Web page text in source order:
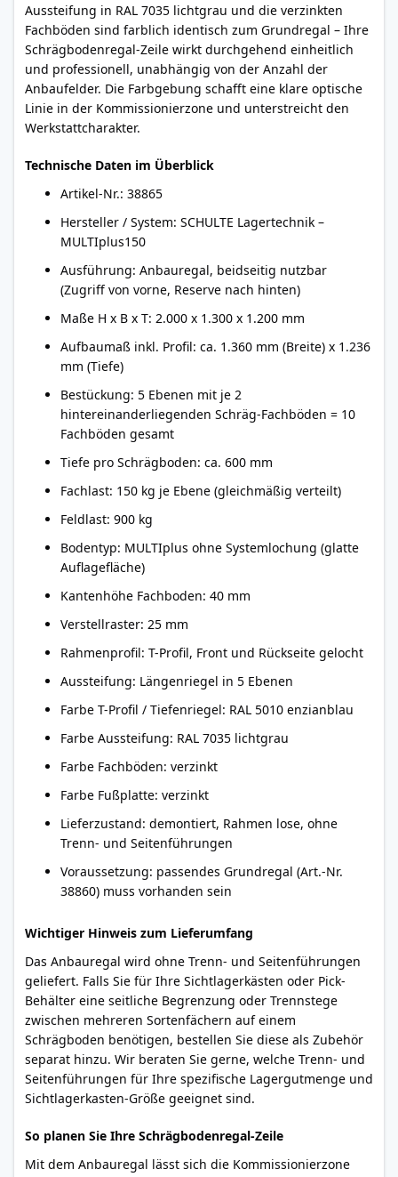
Aussteifung in RAL 7035 lichtgrau und die verzinkten
Fachböden sind farblich identisch zum Grundregal – Ihre
Schrägbodenregal-Zeile wirkt durchgehend einheitlich
und professionell, unabhängig von der Anzahl der
Anbaufelder. Die Farbgebung schafft eine klare optische
Linie in der Kommissionierzone und unterstreicht den
Werkstattcharakter.
Technische Daten im Überblick
Artikel-Nr.: 38865
Hersteller / System: SCHULTE Lagertechnik –
MULTIplus150
Ausführung: Anbauregal, beidseitig nutzbar
(Zugriff von vorne, Reserve nach hinten)
Maße H x B x T: 2.000 x 1.300 x 1.200 mm
Aufbaumaß inkl. Profil: ca. 1.360 mm (Breite) x 1.236
mm (Tiefe)
Bestückung: 5 Ebenen mit je 2
hintereinanderliegenden Schräg-Fachböden = 10
Fachböden gesamt
Tiefe pro Schrägboden: ca. 600 mm
Fachlast: 150 kg je Ebene (gleichmäßig verteilt)
Feldlast: 900 kg
Bodentyp: MULTIplus ohne Systemlochung (glatte
Auflagefläche)
Kantenhöhe Fachboden: 40 mm
Verstellraster: 25 mm
Rahmenprofil: T-Profil, Front und Rückseite gelocht
Aussteifung: Längenriegel in 5 Ebenen
Farbe T-Profil / Tiefenriegel: RAL 5010 enzianblau
Farbe Aussteifung: RAL 7035 lichtgrau
Farbe Fachböden: verzinkt
Farbe Fußplatte: verzinkt
Lieferzustand: demontiert, Rahmen lose, ohne
Trenn- und Seitenführungen
Voraussetzung: passendes Grundregal (Art.-Nr.
38860) muss vorhanden sein
Wichtiger Hinweis zum Lieferumfang
Das Anbauregal wird ohne Trenn- und Seitenführungen
geliefert. Falls Sie für Ihre Sichtlagerkästen oder Pick-
Behälter eine seitliche Begrenzung oder Trennstege
zwischen mehreren Sortenfächern auf einem
Schrägboden benötigen, bestellen Sie diese als Zubehör
separat hinzu. Wir beraten Sie gerne, welche Trenn- und
Seitenführungen für Ihre spezifische Lagergutmenge und
Sichtlagerkasten-Größe geeignet sind.
So planen Sie Ihre Schrägbodenregal-Zeile
Mit dem Anbauregal lässt sich die Kommissionierzone